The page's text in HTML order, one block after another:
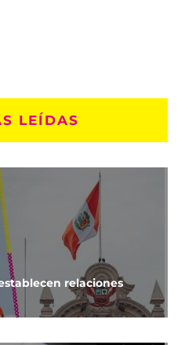
LEÍDAS
relaciones